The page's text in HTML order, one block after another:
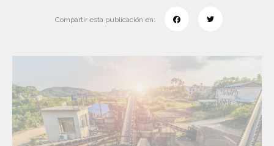
Compartir esta publicación en: